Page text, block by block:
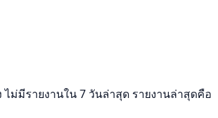
ม่มีรายงานใน 7 วันล่าสุด รายงานล่าสุดคือ